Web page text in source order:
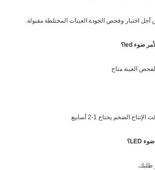
اختبار وفحص الجودة.العينات المختلطة مقبولة.
طلبك.